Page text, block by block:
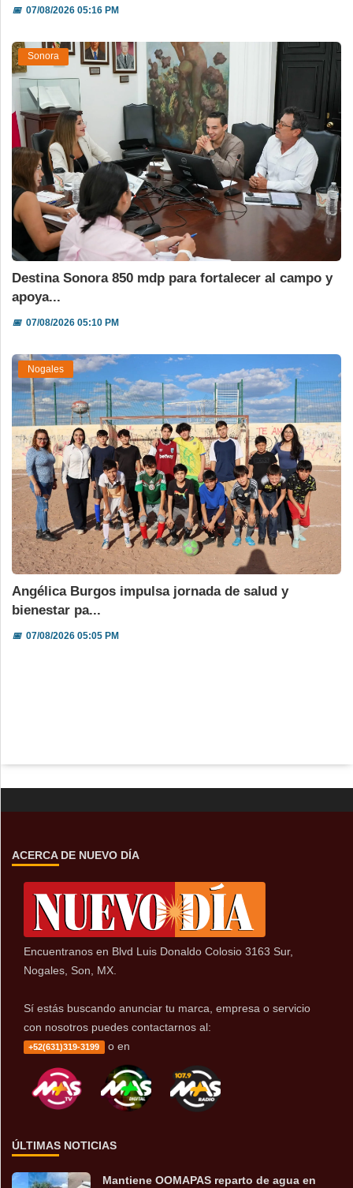
📅07/08/2026 05:16 PM
Sonora
Destina Sonora 850 mdp para fortalecer al campo y
apoya...
📅07/08/2026 05:10 PM
Nogales
Angélica Burgos impulsa jornada de salud y
bienestar pa...
📅07/08/2026 05:05 PM
ACERCA DE NUEVO DÍA
Encuentranos en Blvd Luis Donaldo Colosio 3163 Sur,
Nogales, Son, MX.
Sí estás buscando anunciar tu marca, empresa o servicio
con nosotros puedes contactarnos al:
+52(631)319-3199 o en
ÚLTIMAS NOTICIAS
Mantiene OOMAPAS reparto de agua en